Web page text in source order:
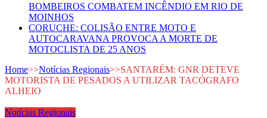
BOMBEIROS COMBATEM INCÊNDIO EM RIO DE
MOINHOS
CORUCHE: COLISÃO ENTRE MOTO E
AUTOCARAVANA PROVOCA A MORTE DE
MOTOCLISTA DE 25 ANOS
Home>>Notícias Regionais>>SANTARÉM: GNR DETEVE
MOTORISTA DE PESADOS A UTILIZAR TACÓGRAFO
ALHEIO
Notícias Regionais